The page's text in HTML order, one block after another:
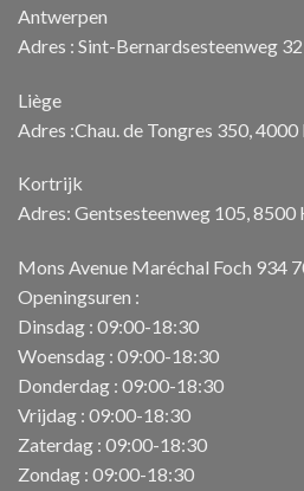
Antwerpen
Adres : Sint-Bernardsesteenweg
Liège
Adres :Chau. de Tongres 350, 4000
Kortrijk
Adres: Gentsesteenweg 105,
Mons Avenue Maréchal Foch 934
Openingsuren :
Dinsdag : 09:00-18:30
Woensdag : 09:00-18:30
Donderdag : 09:00-18:30
Vrijdag : 09:00-18:30
Zaterdag : 09:00-18:30
Zondag : 09:00-18:30